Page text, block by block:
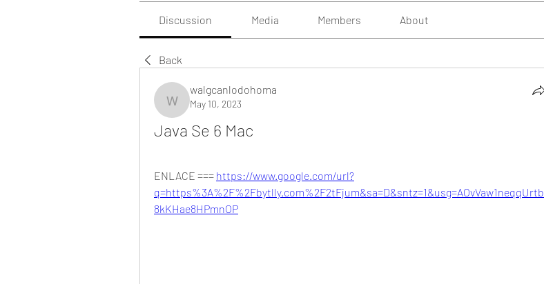
Discussion Media Members About
Back
walgcanlodohoma
walgcanlodohoma
May 10, 2023
Java Se 6 Mac
ENLACE === https://www.google.com/url?
q=https%3A%2F%2Fbytlly.com%2F2tFjum&sa=D&sntz=1&usg=AOvVaw1neqqUrtb
8kKHae8HPmnOP